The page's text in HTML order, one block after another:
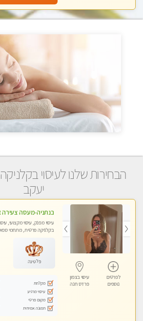
הבחירות שלנו לעיסוי
יעקב
לפרטים
נוספים
עיסוי בצפון
פרדס חנה
עיסוי מפנק, עיסוי מקצועי,
בקלניקה פרטית, מתחמי
פלטינה
מקלחת
עיסוי מרגיע
מקום פרטי
תמונה אמיתית